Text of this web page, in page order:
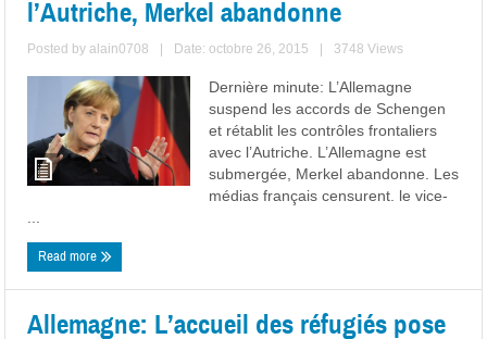
l’Autriche, Merkel abandonne
Posted byalain0708 Date: octobre 26, 2015 3748 Views
Dernière minute: L’Allemagne
suspend les accords de Schengen
et rétablit les contrôles frontaliers
avec l’Autriche. L’Allemagne est
submergée, Merkel abandonne. Les
médias français censurent. le vice-
Read more
Allemagne: L’accueil des réfugiés pose